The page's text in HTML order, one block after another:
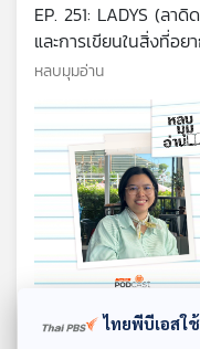
EP. 251: LADYS (ลาดิ
และการเขียนในสิ่งที่อย
พูด
หลบมุมอ่าน
EP. 253: แม่บ้านอิสระ
ไทยพีบีเอสใ